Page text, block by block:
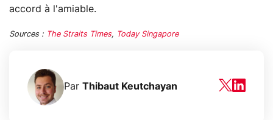
accord à l'amiable.
Sources : The Straits Times, Today Singapore
Par Thibaut Keutchayan